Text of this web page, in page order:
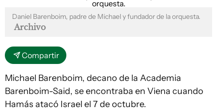
Daniel Barenboim, padre de Michael y fundador de la orquesta.
Archivo
Compartir
Michael Barenboim, decano de la Academia
Barenboim-Said, se encontraba en Viena cuando
Hamás atacó Israel el 7 de octubre.